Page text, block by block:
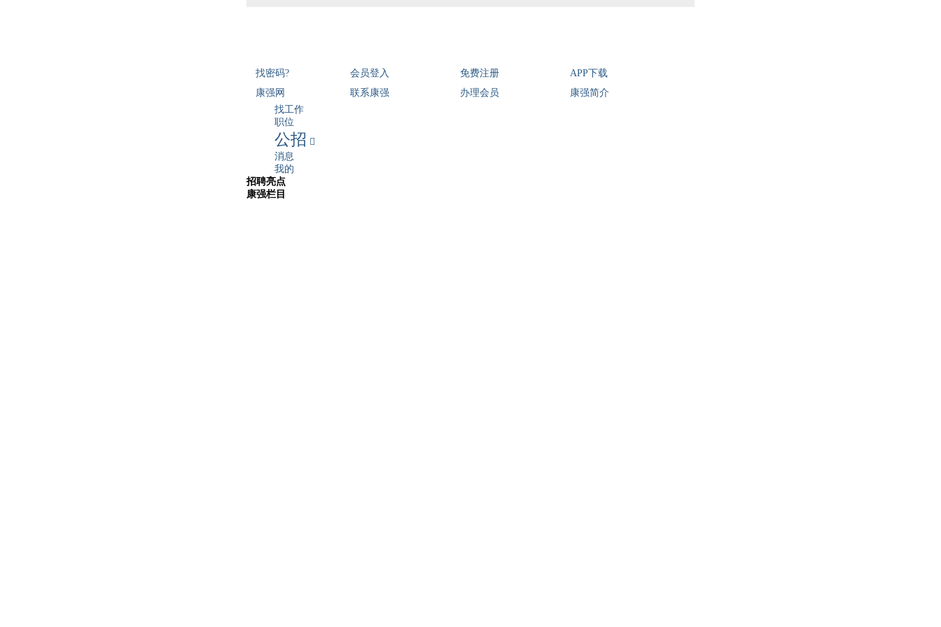
找密码? 会员登入 免费注册
APP下载
康强网
联系康强 办理会员
康强简介
找工作
职位
公招 
消息
我的
招聘亮点
康强栏目